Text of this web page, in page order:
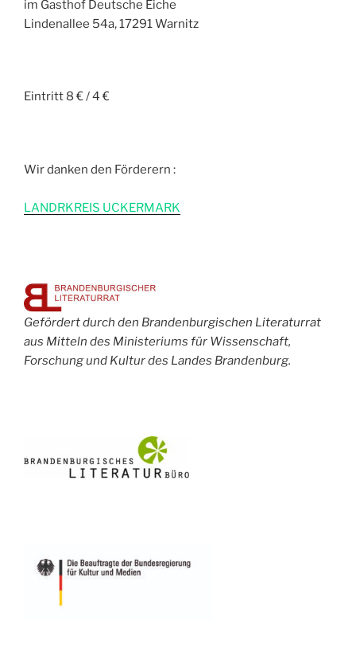
im Gasthof Deutsche Eiche
Lindenallee 54a, 17291 Warnitz
Eintritt 8 € / 4 €
Wir danken den Förderern :
LANDRKREIS UCKERMARK
Gefördert durch den Brandenburgischen Literaturrat
aus Mitteln des Ministeriums für Wissenschaft,
Forschung und Kultur des Landes Brandenburg.